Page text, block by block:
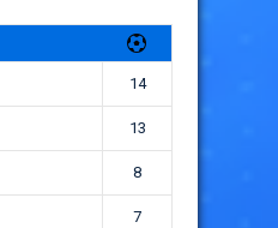
14
13
8
7